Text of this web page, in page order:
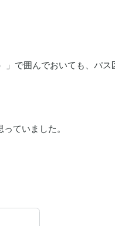
で囲んでおいても、パス
ていました。